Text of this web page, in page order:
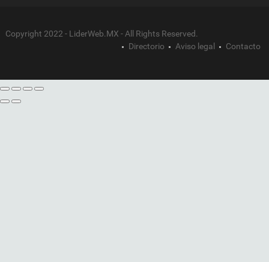
Copyright 2022 - LiderWeb.MX - All Rights Reserved.
Directorio
Aviso legal Contacto